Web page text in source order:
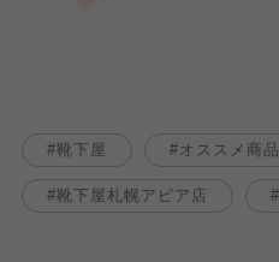
靴下屋 オススメ商品
靴下屋札幌アピア店